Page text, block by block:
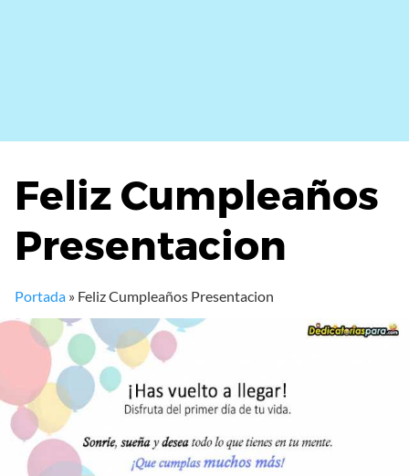
Feliz Cumpleaños
Presentacion
Portada » Feliz Cumpleaños Presentacion